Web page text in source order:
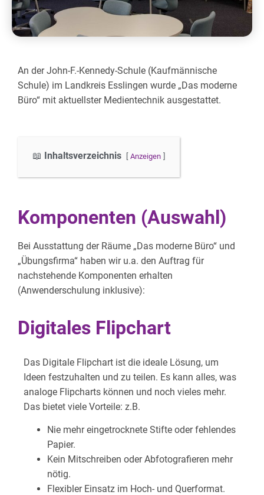
An der John-F.-Kennedy-Schule (Kaufmännische
Schule) im Landkreis Esslingen wurde „Das moderne
Büro“ mit aktuellster Medientechnik ausgestattet.
Inhaltsverzeichnis Anzeigen
Komponenten (Auswahl)
Bei Ausstattung der Räume „Das moderne Büro“ und
„Übungsfirma“ haben wir u.a. den Auftrag für
nachstehende Komponenten erhalten
(Anwenderschulung inklusive):
Digitales Flipchart
Das Digitale Flipchart ist die ideale Lösung, um
Ideen festzuhalten und zu teilen. Es kann alles, was
analoge Flipcharts können und noch vieles mehr.
Das bietet viele Vorteile: z.B.
Nie mehr eingetrocknete Stifte oder fehlendes
Papier.
Kein Mitschreiben oder Abfotografieren mehr
nötig.
Flexibler Einsatz im Hoch- und Querformat.